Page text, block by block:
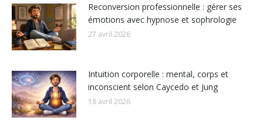
Reconversion professionnelle : gérer ses
émotions avec hypnose et sophrologie
27 avril 2026
Intuition corporelle : mental, corps et
inconscient selon Caycedo et Jung
18 avril 2026